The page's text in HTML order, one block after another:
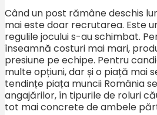
Când un post rămâne deschis
mai este doar recrutarea. Este
regulile jocului s-au schimbat.
înseamnă costuri mai mari,
presiune pe echipe. Pentru
multe opțiuni, dar și o piață mai
tendințe piața muncii România
angajărilor, în tipurile de roluri
tot mai concrete de ambele